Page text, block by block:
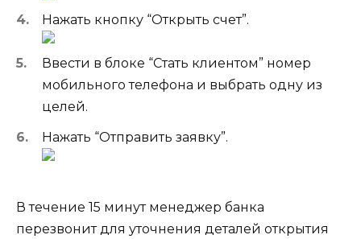
Нажать кнопку “Открыть счет”.
Ввести в блоке “Стать клиентом” номер
мобильного телефона и выбрать одну из
целей.
Нажать “Отправить заявку”.
В течение 15 минут менеджер банка
перезвонит для уточнения деталей открытия